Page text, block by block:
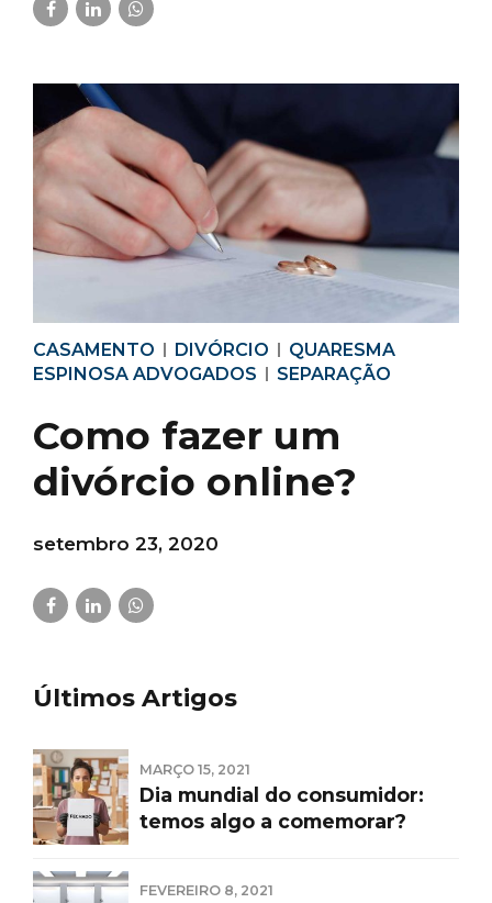
CASAMENTO DIVÓRCIO
QUARESMA
ESPINOSA ADVOGADOS
SEPARAÇÃO
Como fazer um
divórcio online?
setembro 23, 2020
Últimos Artigos
MARÇO 15, 2021
Dia mundial do consumidor:
temos algo a comemorar?
FEVEREIRO 8, 2021